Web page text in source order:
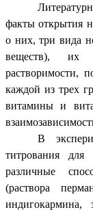
факты открытия
о них, три вида
веществ), их
растворимости,
каждой из трех
витамины и
В
титрования
различные
(раствора
индигокармина,